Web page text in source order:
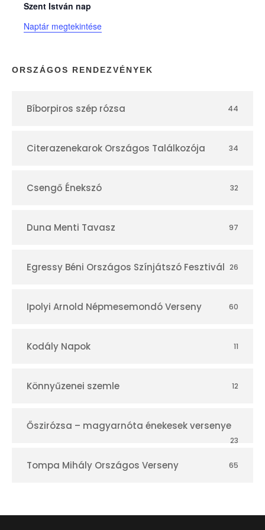
n
a
p
r
Szent István nap
Naptár megtekintése
ORSZÁGOS RENDEZVÉNYEK
Bíborpiros szép rózsa 44
Citerazenekarok Országos Találkozója 34
Csengő Énekszó 32
Duna Menti Tavasz 97
Egressy Béni Országos Színjátszó Fesztivál 26
Ipolyi Arnold Népmesemondó Verseny 60
Kodály Napok 11
Könnyűzenei szemle 12
Őszirózsa – magyarnóta énekesek versenye
23
Tompa Mihály Országos Verseny 65